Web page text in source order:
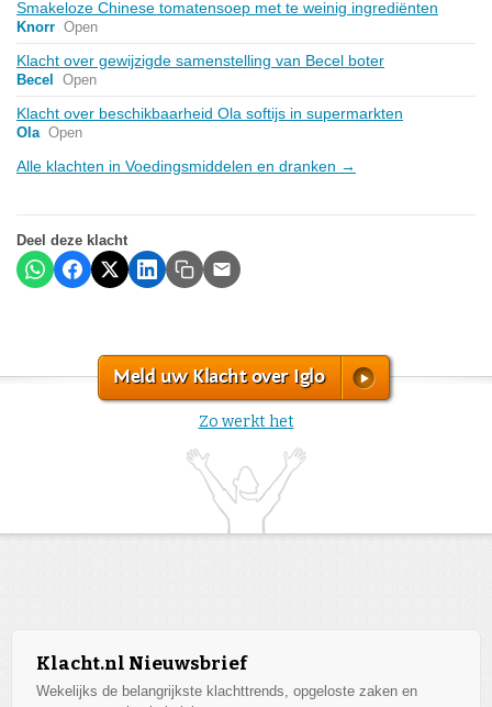
Smakeloze Chinese tomatensoep met te weinig ingrediënten
Knorr Open
Klacht over gewijzigde samenstelling van Becel boter
Becel Open
Klacht over beschikbaarheid Ola softijs in supermarkten
Ola Open
Alle klachten in Voedingsmiddelen en dranken →
Deel deze klacht
Meld uw Klacht over Iglo
Zo werkt het
Klacht.nl Nieuwsbrief
Wekelijks de belangrijkste klachttrends, opgeloste zaken en